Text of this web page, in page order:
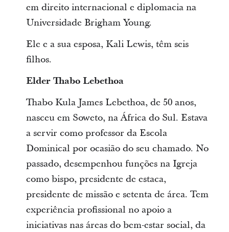
em direito internacional e diplomacia na
Universidade Brigham Young.
Ele e a sua esposa, Kali Lewis, têm seis
filhos.
Elder Thabo Lebethoa
Thabo Kula James Lebethoa, de 50 anos,
nasceu em Soweto, na África do Sul. Estava
a servir como professor da Escola
Dominical por ocasião do seu chamado. No
passado, desempenhou funções na Igreja
como bispo, presidente de estaca,
presidente de missão e setenta de área. Tem
experiência profissional no apoio a
iniciativas nas áreas do bem-estar social, da